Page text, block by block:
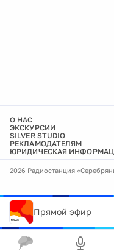
О НАС
ЭКСКУРСИИ
SILVER STUDIO
РЕКЛАМОДАТЕЛЯМ
ЮРИДИЧЕСКАЯ
2026 Радиостанция
Прямой эфир